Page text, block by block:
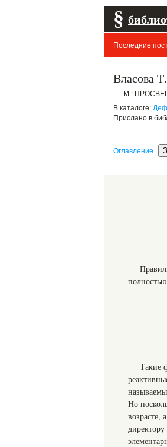
§
Последние
Власова
. -- М.:
В каталоге:
Прислано в
Оглавление
Такие
Но
возрасте,